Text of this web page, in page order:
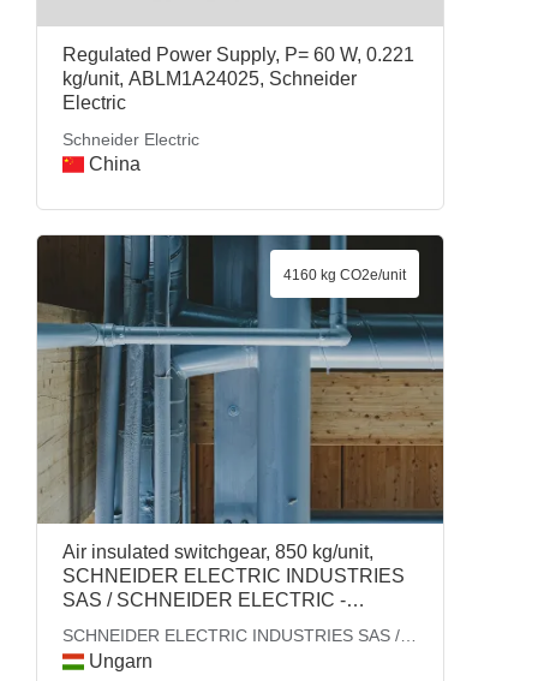
Regulated Power Supply, P= 60 W, 0.221
kg/unit, ABLM1A24025, Schneider
Electric
Schneider Electric
China
Air insulated switchgear, 850 kg/unit,
SCHNEIDER ELECTRIC INDUSTRIES
SAS / SCHNEIDER ELECTRIC -
SCHNEIDER ELECTRIC INDUSTRIES SAS /
SCHNEIDER ELECTRIC - ENERGY
Ungarn
4160 kg CO2e/unit